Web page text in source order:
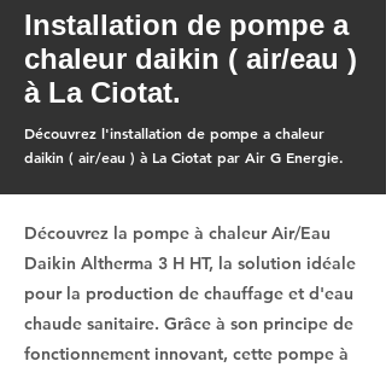
Installation de pompe a
chaleur daikin ( air/eau )
à La Ciotat.
Découvrez l'installation de pompe a chaleur
daikin ( air/eau ) à La Ciotat par Air G Energie.
Découvrez la pompe à chaleur Air/Eau
Daikin Altherma 3 H HT, la solution idéale
pour la production de chauffage et d'eau
chaude sanitaire. Grâce à son principe de
fonctionnement innovant, cette pompe à